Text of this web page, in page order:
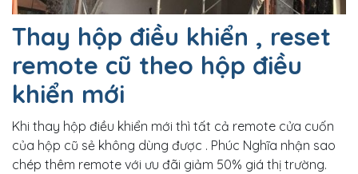
Thay hộp điều khiển , reset
remote cũ theo hộp điều
khiển mới
Khi thay hộp điều khiển mới thì tất cả remote cửa cuốn
của hộp cũ sẻ không dùng được . Phúc Nghĩa nhận sao
chép thêm remote với ưu đãi giảm 50% giá thị trường.